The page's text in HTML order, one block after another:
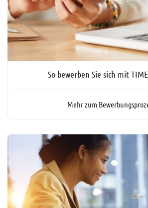
So bewerben Sie sich mit
Mehr zum